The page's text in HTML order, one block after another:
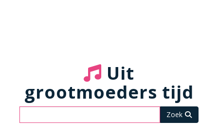
Uit
grootmoeders tijd